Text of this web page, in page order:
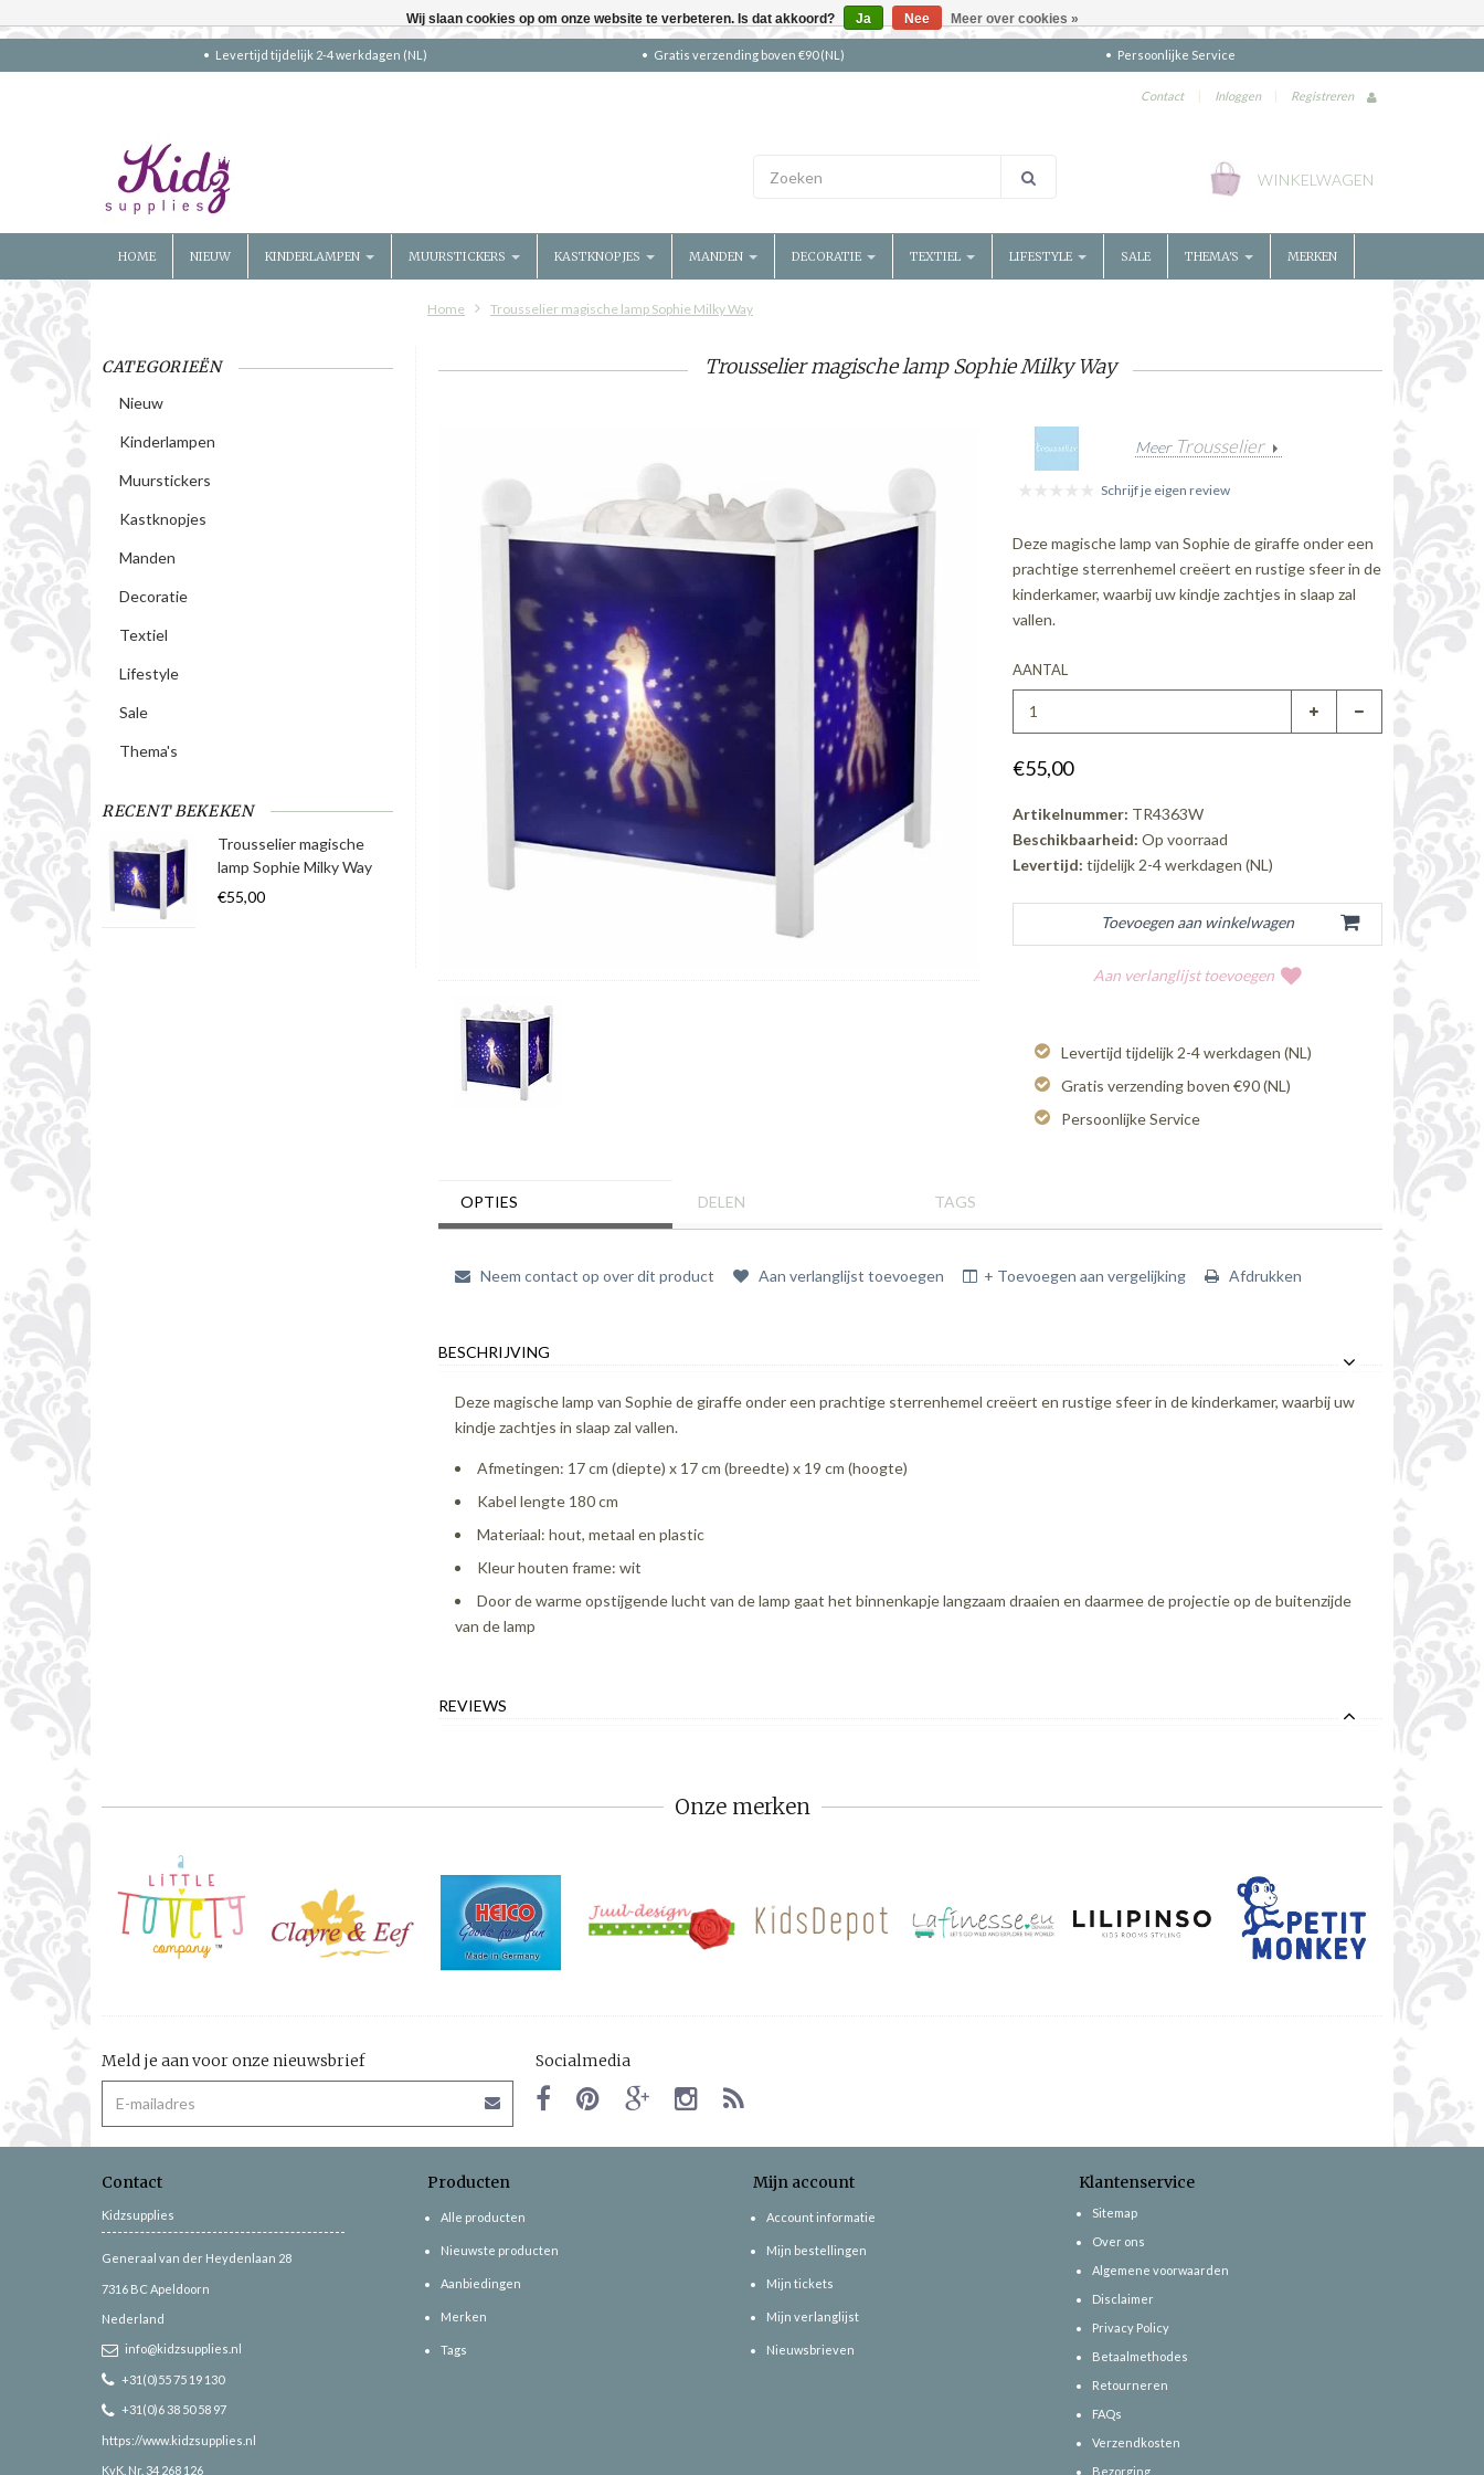
Levertijd tijdelijk 2-4 werkdagen (NL) Gratis verzending boven €90 (NL) Persoonlijke Service
Contact | Inloggen | Registreren
WINKELWAGEN
HOME NIEUW KINDERLAMPEN MUURSTICKERS KASTKNOPJES MANDEN DECORATIE TEXTIEL LIFESTYLE SALE THEMA'S MERKEN
Home Trousselier magische lamp Sophie Milky Way
CATEGORIEËN
Nieuw
Kinderlampen
Muurstickers
Kastknopjes
Manden
Decoratie
Textiel
Lifestyle
Sale
Thema's
RECENT BEKEKEN
Trousselier magische
lamp Sophie Milky Way
€55,00
Trousselier magische lamp Sophie Milky Way
Meer Trousselier
Schrijf je eigen review
Deze magische lamp van Sophie de giraffe onder een
prachtige sterrenhemel creëert en rustige sfeer in de
kinderkamer, waarbij uw kindje zachtjes in slaap zal
vallen.
AANTAL
€55,00
Artikelnummer: TR4363W
Beschikbaarheid: Op voorraad
Levertijd: tijdelijk 2-4 werkdagen (NL)
Aan verlanglijst toevoegen
Levertijd tijdelijk 2-4 werkdagen (NL)
Gratis verzending boven €90 (NL)
Persoonlijke Service
OPTIES DELEN TAGS
Neem contact op over dit product Aan verlanglijst toevoegen + Toevoegen aan vergelijking Afdrukken
BESCHRIJVING
Deze magische lamp van Sophie de giraffe onder een prachtige sterrenhemel creëert en rustige sfeer in de kinderkamer, waarbij uw
kindje zachtjes in slaap zal vallen.
Afmetingen: 17 cm (diepte) x 17 cm (breedte) x 19 cm (hoogte)
Kabel lengte 180 cm
Materiaal: hout, metaal en plastic
Kleur houten frame: wit
Door de warme opstijgende lucht van de lamp gaat het binnenkapje langzaam draaien en daarmee de projectie op de buitenzijde
van de lamp
REVIEWS
Onze merken
Meld je aan voor onze nieuwsbrief Socialmedia
Contact
Kidzsupplies
Generaal van der Heydenlaan 28
7316 BC Apeldoorn
Nederland
info@kidzsupplies.nl
+31(0)55 75 19 130
+31(0)6 38 50 58 97
https://www.kidzsupplies.nl
KvK. Nr. 34 268 126
Producten
Alle producten
Nieuwste producten
Aanbiedingen
Merken
Tags
Mijn account
Account informatie
Mijn bestellingen
Mijn tickets
Mijn verlanglijst
Nieuwsbrieven
Klantenservice
Sitemap
Over ons
Algemene voorwaarden
Disclaimer
Privacy Policy
Betaalmethodes
Retourneren
FAQs
Verzendkosten
Bezorging
Wij slaan cookies op om onze website te verbeteren. Is dat akkoord? Ja Nee Meer over cookies »